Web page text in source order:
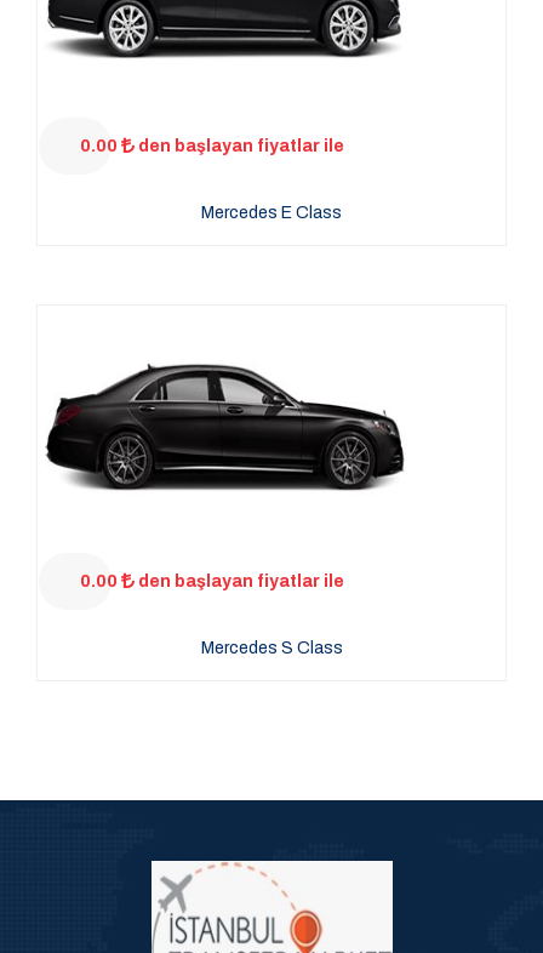
0.00 den başlayan fiyatlar ile
Mercedes E Class
0.00 den başlayan fiyatlar ile
Mercedes S Class